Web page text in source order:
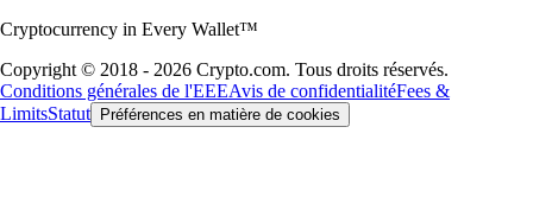
Cryptocurrency in Every Wallet™
Copyright © 2018 - 2026 Crypto.com. Tous droits réservés.
Conditions générales de l'EEEAvis de confidentialitéFees &
LimitsStatut Préférences en matière de cookies